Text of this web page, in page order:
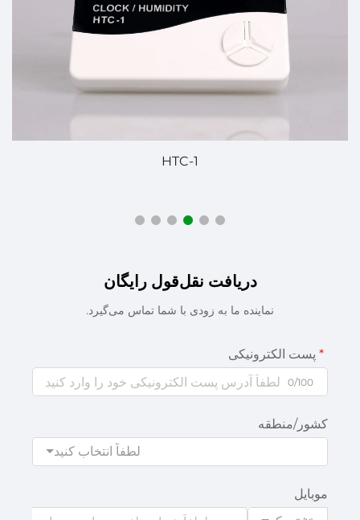
HTC-1
دریافت نقل‌قول رایگان
نماینده ما به زودی با شما تماس می‌گیرد.
پست الکترونیکی
0/100
کشور/منطقه
لطفاً انتخاب کنید
موبایل